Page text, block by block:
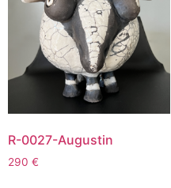
R-0027-Augustin
290 €